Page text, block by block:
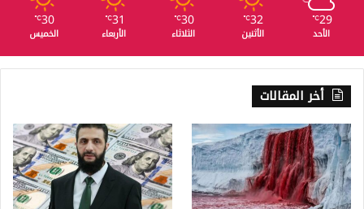
29
℃
الأحد
32
℃
الأثنين
30
℃
الثلاثاء
31
℃
الأربعاء
30
℃
الخميس
أخر المقالات